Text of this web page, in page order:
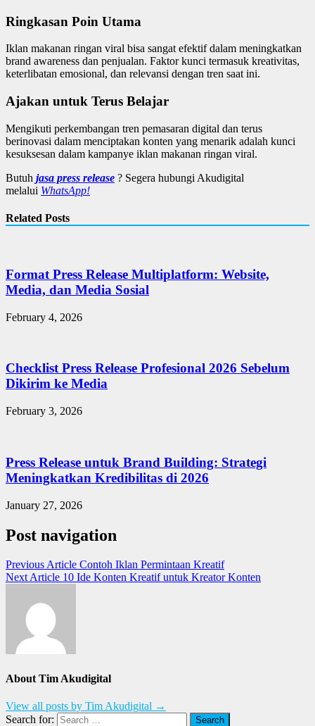
Ringkasan Poin Utama
Iklan makanan ringan viral bisa sangat efektif dalam meningkatkan
brand awareness dan penjualan. Faktor kunci termasuk kreativitas,
keterlibatan emosional, dan relevansi dengan tren saat ini.
Ajakan untuk Terus Belajar
Mengikuti perkembangan tren pemasaran digital dan terus
berinovasi dalam menciptakan konten yang menarik adalah kunci
kesuksesan dalam kampanye iklan makanan ringan viral.
Butuh jasa press release ? Segera hubungi Akudigital
melalui WhatsApp!
Related Posts
Format Press Release Multiplatform: Website,
Media, dan Media Sosial
February 4, 2026
Checklist Press Release Profesional 2026 Sebelum
Dikirim ke Media
February 3, 2026
Press Release untuk Brand Building: Strategi
Meningkatkan Kredibilitas di 2026
January 27, 2026
Post navigation
Previous Article Contoh Iklan Permintaan Kreatif
Next Article 10 Ide Konten Kreatif untuk Kreator Konten
About Tim Akudigital
View all posts by Tim Akudigital →
Search for: